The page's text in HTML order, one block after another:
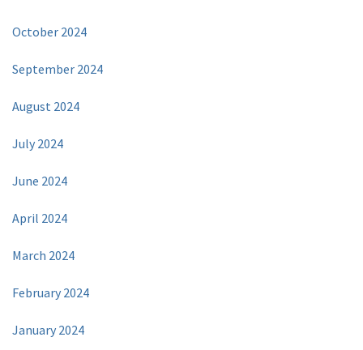
October 2024
September 2024
August 2024
July 2024
June 2024
April 2024
March 2024
February 2024
January 2024